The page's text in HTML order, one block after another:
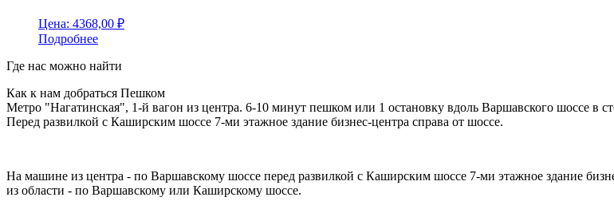
Цена: 4368,00 ₽
Подробнее
Где нас можно найти
Как к нам добраться Пешком
Метро "Нагатинская", 1-й вагон из центра. 6-10 минут пешком или 1 остановку вдоль Варшавского шоссе в
Перед развилкой с Каширским шоссе 7-ми этажное здание бизнес-центра справа от шоссе.
На машине из центра - по Варшавскому шоссе перед развилкой с Каширским шоссе 7-ми этажное здание
из области - по Варшавскому или Каширскому шоссе.